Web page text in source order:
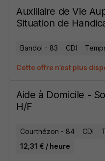
Auxiliaire de Vie
Situation de
Bandol - 83 CDI
Cette offre n’est plus
Aide à Domicile -
H/F
Courthézon - 84 CDI
12,31 € / heure